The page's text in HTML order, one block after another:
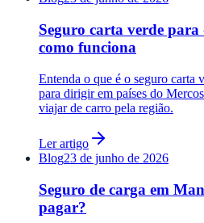
Seguro carta verde para
como funciona
Entenda o que é o seguro carta
para dirigir em países do
viajar de carro pela região.
Ler artigo
Blog23 de junho de 2026
Seguro de carga em
pagar?